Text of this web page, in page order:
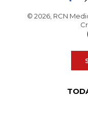
© 2026, RCN